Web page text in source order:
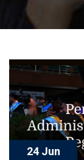
24 Jun